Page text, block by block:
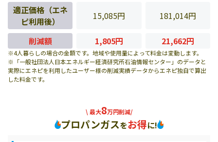
適正価格（エネ
ピ利用後）
15,085円 181,014円
削減額 1,805円 21,662円
※4人暮らしの場合の金額です。地域や使用量によって料金は変動します。
※「一般社団法人日本エネルギー経済研究所石油情報センター」のデータと
実際にエネピを利用したユーザー様の削減実績データからエネピ独自で算出
した料金です。
\ 最大8万円削減/
プロパンガスをお得に!